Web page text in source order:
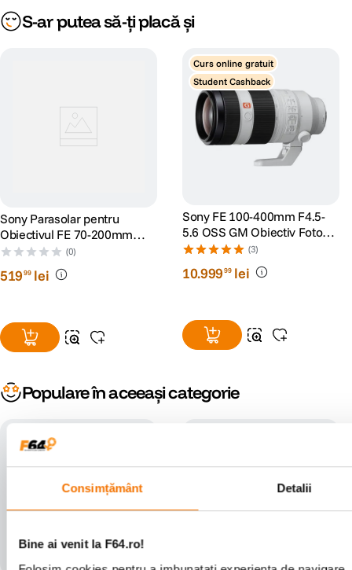
Consimțământ Detalii
Bine ai venit la F64.ro!
S-ar putea să-ți placă și
Sony Parasolar pentru
Obiectivul FE 70-200mm
F2.8 GM OSS II
(0)
51999 lei
Curs online gratuit
Student Cashback
Sony FE 100-400mm F4.5-
5.6 OSS GM Obiectiv Foto
Mirrorless Montura Sony E
(3)
10.99999 lei
Populare în aceeași categorie